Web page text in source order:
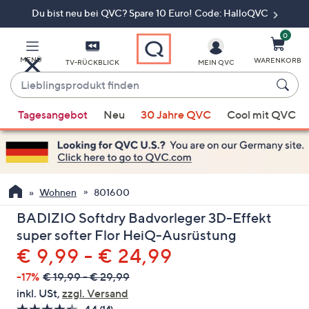
Du bist neu bei QVC? Spare 10 Euro! Code: HalloQVC
MENÜ TV-RÜCKBLICK
Lieblingsprodukt
finden
Vorschläge
verfügbar
sind,
verwenden
Sie
die
Pfeiltasten
nach
oben
und
nach
unten
MEIN QVC
0
WARENKORB
Tagesangebot Neu 30 Jahre QVC Cool mit QVC
Wohnen 801600
BADIZIO Softdry Badvorleger 3D-Effekt
super softer Flor HeiQ-Ausrüstung
€ 9,99 - € 24,99
-17% € 19,99 - € 29,99
inkl. USt, zzgl. Versand